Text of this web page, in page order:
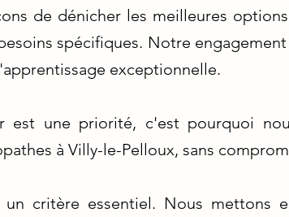
de dénicher les meilleures
spécifiques. Notre
exceptionnelle.
est une priorité, c'est pourquoi
à Villy-le-Pelloux, sans
critère essentiel. Nous mettons